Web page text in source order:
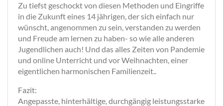
Zu tiefst geschockt von diesen Methoden und Eingriffe
in die Zukunft eines 14 jährigen, der sich einfach nur
wünscht, angenommen zu sein, verstanden zu werden
und Freude am lernen zu haben- so wie alle anderen
Jugendlichen auch! Und das alles Zeiten von Pandemie
und online Unterricht und vor Weihnachten, einer
eigentlichen harmonischen Familienzeit..
Fazit:
Angepasste, hinterhältige, durchgängig leistungsstarke